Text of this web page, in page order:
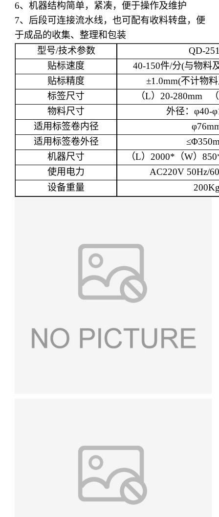
6、 机器结构简单，紧凑，便于操作及维护
7、 后段可连接流水线，也可配有收料转盘，便
于成品的收集、整理和包装
型号/技术参数 QD-
贴标速度
40-150件/分(与物料
贴标精度
±1.0mm(不计物
标签尺寸
（L） 20-280mm
（
物料尺寸
外径： φ40-
适用标签卷内径
适用标签卷外径
≤
机器尺寸 （L） 2000* （W） 85
使用电力
AC220V 50Hz/
设备重量